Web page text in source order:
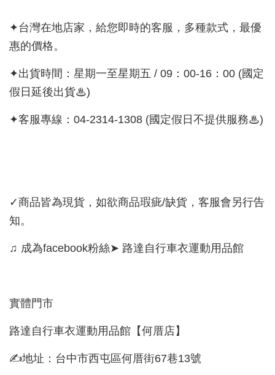
✦台灣在地店家，給您即時的客服，多種款式，最優
惠的價格。
✦出貨時間：星期一至星期五 / 09：00-16：00 (國定
假日延後出貨♨)
✦客服專線：04-2314-1308 (國定假日不提供服務♨)
✓商品皆為現貨，如欲商品瑕疵/缺貨，客服會另行告
知。
♫ 成為facebook粉絲➤ 路達自行車衣運動用品館
實體門市
路達自行車衣運動用品館【何厝店】
✍地址：台中市西屯區何厝街67巷13號